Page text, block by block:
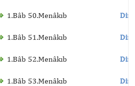
1.Bâb 50.Menâkıb
1.Bâb 51.Menâkıb
1.Bâb 52.Menâkıb
1.Bâb 53.Menâkıb